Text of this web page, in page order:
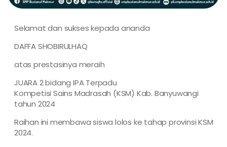
Selamat dan sukses kepada ananda
DAFFA SHOBIRULHAQ
atas prestasinya meraih
JUARA 2 bidang IPA Terpadu
Kompetisi Sains Madrasah (KSM) Kab. Banyuwangi
tahun 2024
Raihan ini membawa siswa lolos ke tahap provinsi KSM
2024.